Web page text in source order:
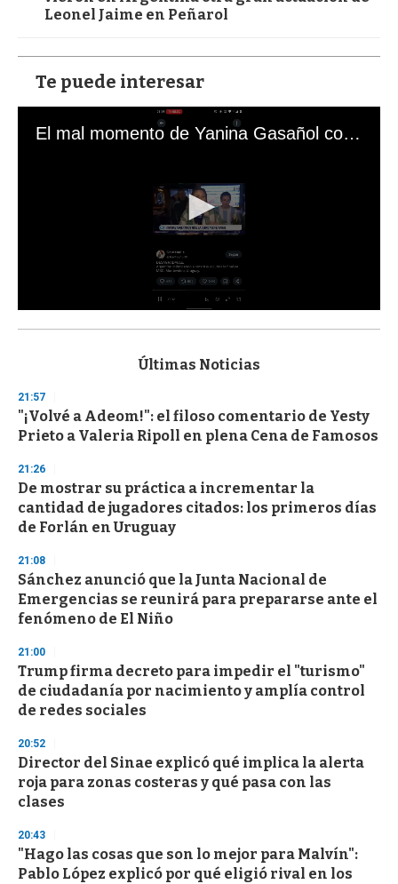
Leonel Jaime en Peñarol
Te puede interesar
El mal momento de Yanina Gasañol con un hincha argentino en "Subrayado"
s
d
s
o
f
3
s
c
o
d
s
Últimas Noticias
21:57
"¡Volvé a Adeom!": el filoso comentario de Yesty
Prieto a Valeria Ripoll en plena Cena de Famosos
21:26
De mostrar su práctica a incrementar la
cantidad de jugadores citados: los primeros días
de Forlán en Uruguay
21:08
Sánchez anunció que la Junta Nacional de
Emergencias se reunirá para prepararse ante el
fenómeno de El Niño
21:00
Trump firma decreto para impedir el "turismo"
de ciudadanía por nacimiento y amplía control
de redes sociales
20:52
Director del Sinae explicó qué implica la alerta
roja para zonas costeras y qué pasa con las
clases
20:43
"Hago las cosas que son lo mejor para Malvín":
Pablo López explicó por qué eligió rival en los